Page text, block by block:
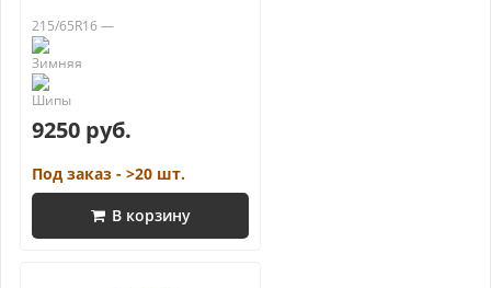
215/65R16 —
9250 руб.
Под заказ - >20 шт.
В корзину